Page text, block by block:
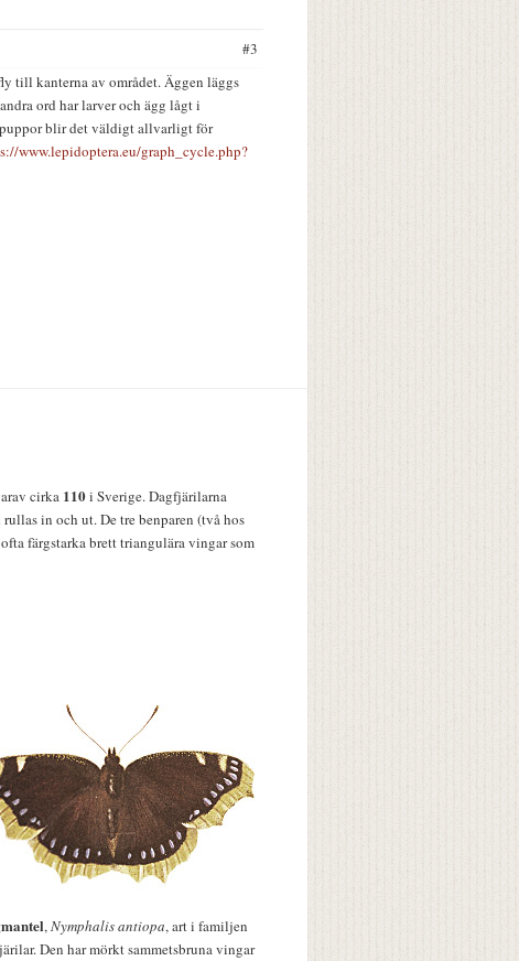
#3
till kanterna av området. Äggen läggs
ord har larver och ägg lågt i
puppor blir det väldigt allvarligt för
www.lepidoptera.eu/graph_cycle.php?
cirka 110i Sverige. Dagfjärilarna
in och ut. De tre benparen (två hos
färgstarka brett triangulära vingar som
,Nymphalis antiopa, art i familjen
Den har mörkt sammetsbruna vingar